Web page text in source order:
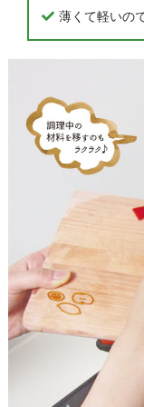
薄くて軽いの